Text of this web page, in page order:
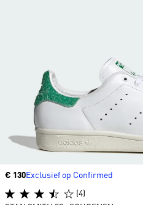
Price
€ 130Exclusief op Confirmed
(4)